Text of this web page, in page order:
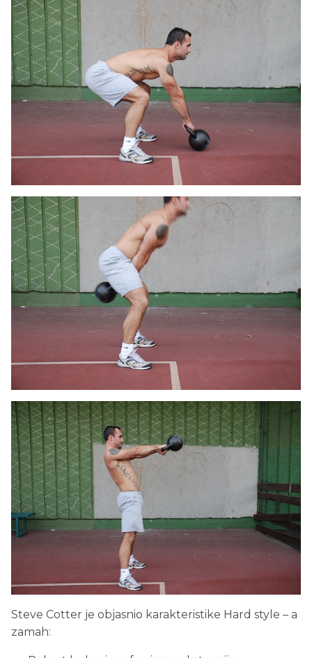
Steve Cotter je objasnio karakteristike Hard style – a
zamah: